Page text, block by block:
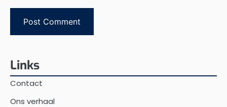
Links
Contact
Ons verhaal